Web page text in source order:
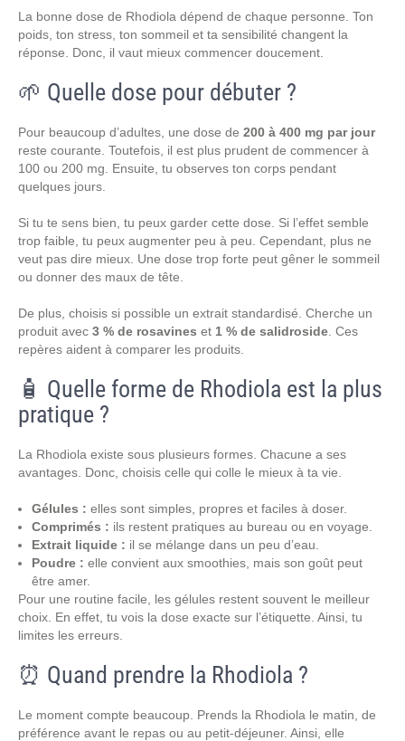
La bonne dose de Rhodiola dépend de chaque personne. Ton
poids, ton stress, ton sommeil et ta sensibilité changent la
réponse. Donc, il vaut mieux commencer doucement.
🌱 Quelle dose pour débuter ?
Pour beaucoup d’adultes, une dose de 200 à 400 mg par jour
reste courante. Toutefois, il est plus prudent de commencer à
100 ou 200 mg. Ensuite, tu observes ton corps pendant
quelques jours.
Si tu te sens bien, tu peux garder cette dose. Si l’effet semble
trop faible, tu peux augmenter peu à peu. Cependant, plus ne
veut pas dire mieux. Une dose trop forte peut gêner le sommeil
ou donner des maux de tête.
De plus, choisis si possible un extrait standardisé. Cherche un
produit avec 3 % de rosavines et 1 % de salidroside . Ces
repères aident à comparer les produits.
🧴 Quelle forme de Rhodiola est la plus
pratique ?
La Rhodiola existe sous plusieurs formes. Chacune a ses
avantages. Donc, choisis celle qui colle le mieux à ta vie.
Gélules : elles sont simples, propres et faciles à doser.
Comprimés : ils restent pratiques au bureau ou en voyage.
Extrait liquide : il se mélange dans un peu d’eau.
Poudre : elle convient aux smoothies, mais son goût peut
être amer.
Pour une routine facile, les gélules restent souvent le meilleur
choix. En effet, tu vois la dose exacte sur l’étiquette. Ainsi, tu
limites les erreurs.
⏰ Quand prendre la Rhodiola ?
Le moment compte beaucoup. Prends la Rhodiola le matin, de
préférence avant le repas ou au petit-déjeuner. Ainsi, elle